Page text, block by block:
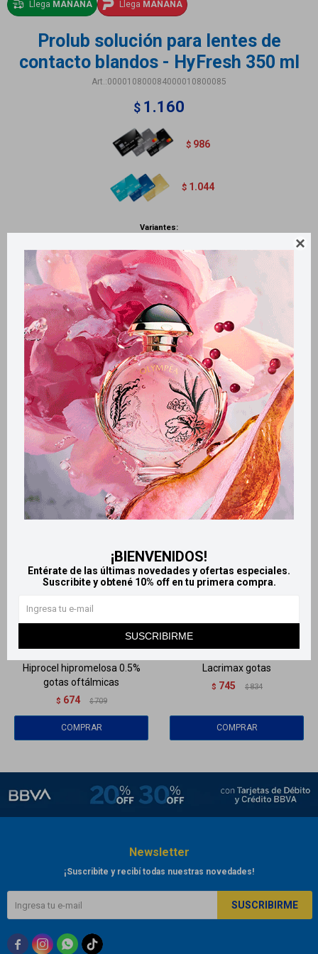

¡BIENVENIDOS!
Entérate de las últimas novedades y ofertas especiales.
Suscribite y obtené 10% off en tu primera compra.
SUSCRIBIRME
Llega MAÑANA Llega MAÑANA
Prolub solución para lentes de
contacto blandos - HyFresh 350 ml
000010800084000010800085
$ 1.160
$ 986
$ 1.044
Variantes:
Métodos y costos de envío
Retiros gratuitos en tiendas
Productos que te pueden interesar
LlegaMAÑANA
Hiprocel hipromelosa 0.5%
gotas oftálmicas
$ 674 $ 709
Lacrimax gotas
$ 745 $ 834
Newsletter
¡Suscribite y recibí todas nuestras novedades!
SUSCRIBIRME
  